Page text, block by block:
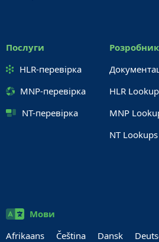
Послуги
HLR-перевірка
MNP-перевірка
NT-перевірка
HLR
MNP
NT
Мови
Afrikaans
Čeština Dansk